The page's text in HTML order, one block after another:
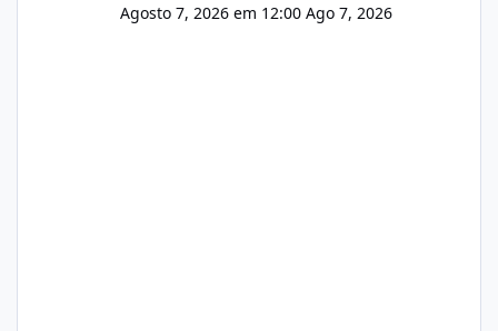
Agosto 7, 2026 em 12:00 Ago 7, 2026